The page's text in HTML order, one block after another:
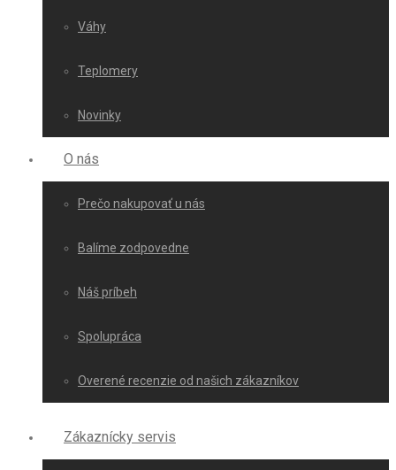
Váhy
Teplomery
Novinky
O nás
Prečo nakupovať u nás
Balíme zodpovedne
Náš príbeh
Spolupráca
Overené recenzie od našich zákazníkov
Zákaznícky servis